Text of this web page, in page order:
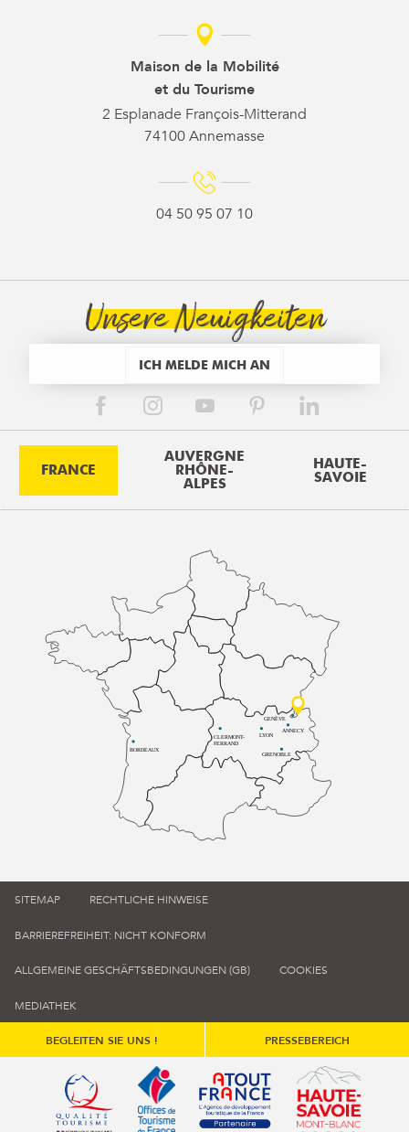
Maison de la Mobilité
et du Tourisme
2 Esplanade François-Mitterand
74100 Annemasse
04 50 95 07 10
Unsere Neuigkeiten
ICH MELDE MICH AN
FRANCE
AUVERGNE
RHÔNE-
ALPES
HAUTE-
SAVOIE
BORDEAUX
CLERMONT-
FERRAND
LYON
ANNECY
GRENOBLE
GENÈVE
SITEMAP RECHTLICHE HINWEISE
BARRIEREFREIHEIT: NICHT KONFORM
ALLGEMEINE GESCHÄFTSBEDINGUNGEN (GB) COOKIES
MEDIATHEK
BEGLEITEN SIE UNS ! PRESSEBEREICH
Qualité tourisme (s'ouvre dans une nouvelle fenêtre)
Office de tourisme de France (s'ouvre
Atout France (s'ouvre dans